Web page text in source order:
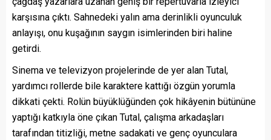
karşısına çıktı. Sahnedeki yalın ama derinlikli oyunculuk
anlayışı, onu kuşağının saygın isimlerinden biri haline
getirdi.
Sinema ve televizyon projelerinde de yer alan Tutal,
yardımcı rollerde bile karaktere kattığı özgün yorumla
dikkati çekti. Rolün büyüklüğünden çok hikâyenin bütününe
yaptığı katkıyla öne çıkan Tutal, çalışma arkadaşları
tarafından titizliği, metne sadakati ve genç oyunculara